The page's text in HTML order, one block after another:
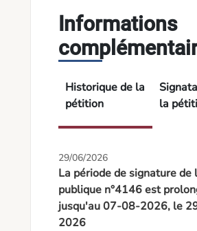
Informations
Historique de la
pétition
la
29/06/2026
La période de signature
publique n°4146 est
jusqu'au 07-08-2026, le
2026